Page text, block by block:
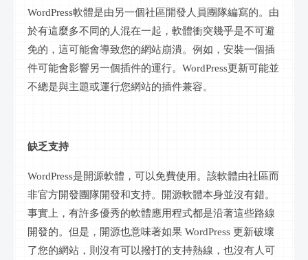
WordPress軟體是由另一個社區開發人員團隊編寫的。由
於有這麼多不同的人混在一起，軟體衝突幾乎是不可避
免的，這可能會導致您的網站崩潰。例如，安裝一個插
件可能會影響另一個插件的運行。WordPress更新可能並
不總是與主題或運行您網站的插件兼容。
缺乏支持
WordPress是開源軟體，可以免費使用。該軟體由社區而
非官方開發團隊開發和支持。開源軟體本身並沒有錯。
事實上，有許多優秀的軟體應用程式都是沿著這些路線
開發的。但是，開源也意味著如果 WordPress 更新破壞
了您的網站，則沒有可以撥打的支持熱線，也沒有人可